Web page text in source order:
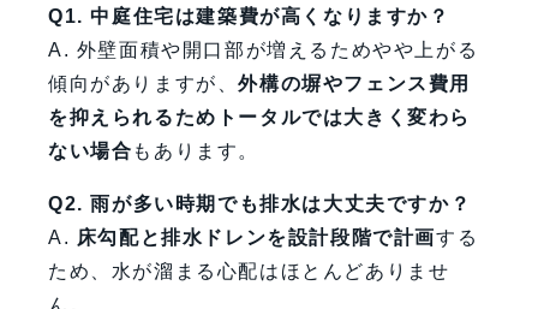
Q1. 中庭住宅は建築費が高くなりますか？
A. 外壁面積や開口部が増えるためやや上がる
傾向がありますが、外構の塀やフェンス費用
を抑えられるためトータルでは大きく変わら
ない場合 もあります。
Q2. 雨が多い時期でも排水は大丈夫ですか？
A. 床勾配と排水ドレンを設計段階で計画する
ため、水が溜まる心配はほとんどありませ
ん。